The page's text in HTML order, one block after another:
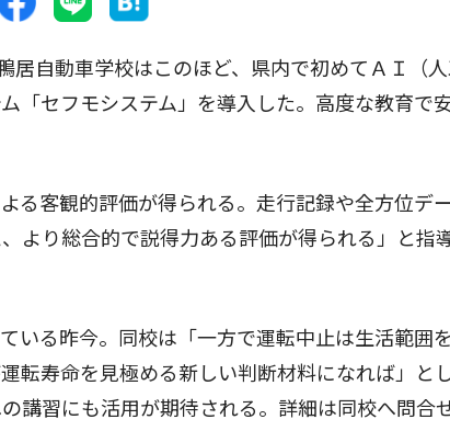
居自動車学校はこのほど、県内で初めてＡＩ（
「セフモシステム」を導入した。高度な教育で
る客観的評価が得られる。走行記録や全方位デ
より総合的で説得力ある評価が得られる」と指
る昨今。同校は「一方で運転中止は生活範囲を
転寿命を見極める新しい判断材料になれば」と
講習にも活用が期待される。詳細は同校へ問合せ